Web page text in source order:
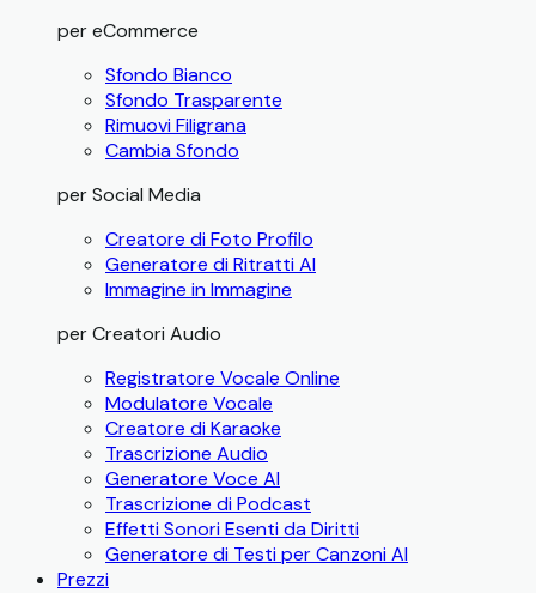
per eCommerce
Sfondo Bianco
Sfondo Trasparente
Rimuovi Filigrana
Cambia Sfondo
per Social Media
Creatore di Foto Profilo
Generatore di Ritratti AI
Immagine in Immagine
per Creatori Audio
Registratore Vocale Online
Modulatore Vocale
Creatore di Karaoke
Trascrizione Audio
Generatore Voce AI
Trascrizione di Podcast
Effetti Sonori Esenti da Diritti
Generatore di Testi per Canzoni AI
Prezzi